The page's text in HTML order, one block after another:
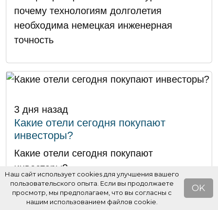
почему технологиям долголетия
необходима немецкая инженерная
точность
3 дня назад
Какие отели сегодня покупают
инвесторы?
Какие отели сегодня покупают
инвесторы?
Наш сайт использует cookies для улучшения вашего
пользовательского опыта. Если вы продолжаете
просмотр, мы предполагаем, что вы согласны с
нашим использованием файлов cookie.
OK